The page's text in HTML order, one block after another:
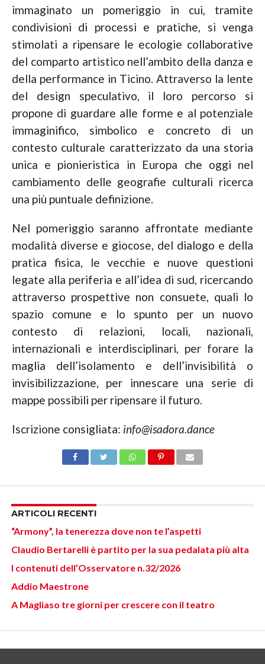
immaginato un pomeriggio in cui, tramite
condivisioni di processi e pratiche, si venga
stimolati a ripensare le ecologie collaborative
del comparto artistico nell’ambito della danza e
della performance in Ticino. Attraverso la lente
del design speculativo, il loro percorso si
propone di guardare alle forme e al potenziale
immaginifico, simbolico e concreto di un
contesto culturale caratterizzato da una storia
unica e pionieristica in Europa che oggi nel
cambiamento delle geografie culturali ricerca
una più puntuale definizione.
Nel pomeriggio saranno affrontate mediante
modalità diverse e giocose, del dialogo e della
pratica fisica, le vecchie e nuove questioni
legate alla periferia e all’idea di sud, ricercando
attraverso prospettive non consuete, quali lo
spazio comune e lo spunto per un nuovo
contesto di relazioni, locali, nazionali,
internazionali e interdisciplinari, per forare la
maglia dell’isolamento e dell’invisibilità o
invisibilizzazione, per innescare una serie di
mappe possibili per ripensare il futuro.
Iscrizione consigliata: info@isadora.dance
ARTICOLI RECENTI
“Armony”, la tenerezza dove non te l’aspetti
Claudio Bertarelli è partito per la sua pedalata più alta
I contenuti dell’Osservatore n.32/2026
Addio Maestrone
A Magliaso tre giorni per crescere con il teatro